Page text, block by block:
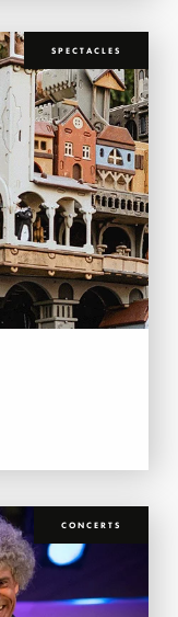
SPECTACLES
CONCERTS